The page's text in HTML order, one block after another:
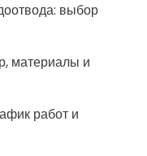
выбор
материалы и
работ и